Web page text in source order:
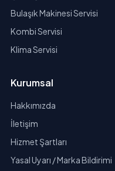
Bulaşık Makinesi Servisi
Kombi Servisi
Klima Servisi
Kurumsal
Hakkımızda
İletişim
Hizmet Şartları
Yasal Uyarı / Marka Bildirimi